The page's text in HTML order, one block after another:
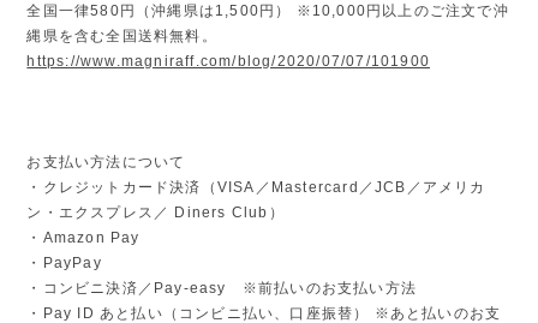
全国一律580円（沖縄県は1,500円） ※10,000円以上のご注文で沖
縄県を含む全国送料無料。
https://www.magniraff.com/blog/2020/07/07/101900
お支払い方法について
・クレジットカード決済（VISA／Mastercard／JCB／アメリカ
ン・エクスプレス／ Diners Club）
・Amazon Pay
・PayPay
・コンビニ決済／Pay-easy ※前払いのお支払い方法
・Pay ID あと払い（コンビニ払い、口座振替） ※あと払いのお支